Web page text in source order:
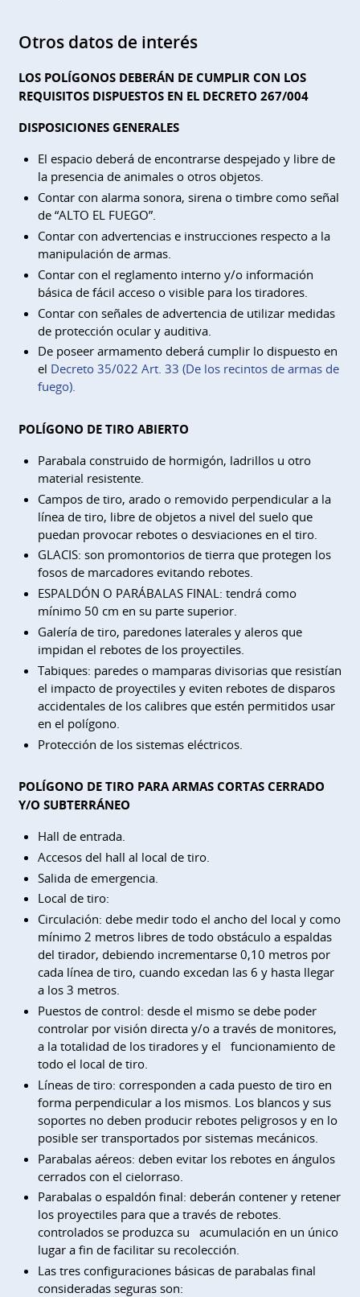
Otros datos de interés
LOS POLÍGONOS DEBERÁN DE CUMPLIR CON LOS
REQUISITOS DISPUESTOS EN EL DECRETO 267/004
DISPOSICIONES GENERALES
El espacio deberá de encontrarse despejado y libre de
la presencia de animales o otros objetos.
Contar con alarma sonora, sirena o timbre como señal
de “ALTO EL FUEGO”.
Contar con advertencias e instrucciones respecto a la
manipulación de armas.
Contar con el reglamento interno y/o información
básica de fácil acceso o visible para los tiradores.
Contar con señales de advertencia de utilizar medidas
de protección ocular y auditiva.
De poseer armamento deberá cumplir lo dispuesto en
el Decreto 35/022 Art. 33 (De los recintos de armas de
fuego).
POLÍGONO DE TIRO ABIERTO
Parabala construido de hormigón, ladrillos u otro
material resistente.
Campos de tiro, arado o removido perpendicular a la
línea de tiro, libre de objetos a nivel del suelo que
puedan provocar rebotes o desviaciones en el tiro.
GLACIS: son promontorios de tierra que protegen los
fosos de marcadores evitando rebotes.
ESPALDÓN O PARÁBALAS FINAL: tendrá como
mínimo 50 cm en su parte superior.
Galería de tiro, paredones laterales y aleros que
impidan el rebotes de los proyectiles.
Tabiques: paredes o mamparas divisorias que resistían
el impacto de proyectiles y eviten rebotes de disparos
accidentales de los calibres que estén permitidos usar
en el polígono.
Protección de los sistemas eléctricos.
POLÍGONO DE TIRO PARA ARMAS CORTAS CERRADO
Y/O SUBTERRÁNEO
Hall de entrada.
Accesos del hall al local de tiro.
Salida de emergencia.
Local de tiro:
Circulación: debe medir todo el ancho del local y como
mínimo 2 metros libres de todo obstáculo a espaldas
del tirador, debiendo incrementarse 0,10 metros por
cada línea de tiro, cuando excedan las 6 y hasta llegar
a los 3 metros.
Puestos de control: desde el mismo se debe poder
controlar por visión directa y/o a través de monitores,
a la totalidad de los tiradores y el funcionamiento de
todo el local de tiro.
Líneas de tiro: corresponden a cada puesto de tiro en
forma perpendicular a los mismos. Los blancos y sus
soportes no deben producir rebotes peligrosos y en lo
posible ser transportados por sistemas mecánicos.
Parabalas aéreos: deben evitar los rebotes en ángulos
cerrados con el cielorraso.
Parabalas o espaldón final: deberán contener y retener
los proyectiles para que a través de rebotes.
controlados se produzca su acumulación en un único
lugar a fin de facilitar su recolección.
Las tres configuraciones básicas de parabalas final
consideradas seguras son: